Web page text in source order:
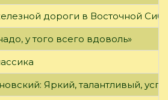
дороги в Восточной
у того всего вдоволь»
Яркий, талантливый,